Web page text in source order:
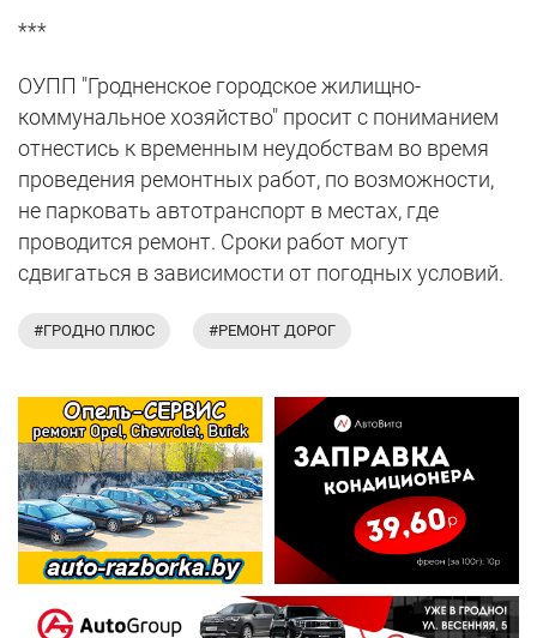
***
ОУПП "Гродненское городское жилищно-
коммунальное хозяйство" просит с пониманием
отнестись к временным неудобствам во время
проведения ремонтных работ, по возможности,
не парковать автотранспорт в местах, где
проводится ремонт. Сроки работ могут
сдвигаться в зависимости от погодных условий.
#ГРОДНО ПЛЮС #РЕМОНТ ДОРОГ